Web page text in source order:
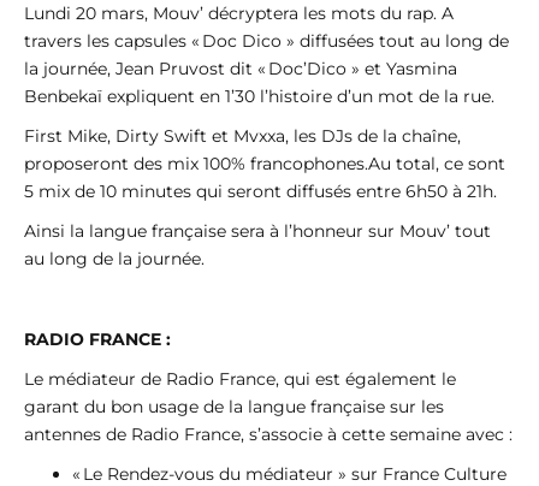
Lundi 20 mars, Mouv’ décryptera les mots du rap. A
travers les capsules « Doc Dico » diffusées tout au long de
la journée, Jean Pruvost dit « Doc’Dico » et Yasmina
Benbekaï expliquent en 1’30 l’histoire d’un mot de la rue.
First Mike, Dirty Swift et Mvxxa, les DJs de la chaîne,
proposeront des mix 100% francophones.Au total, ce sont
5 mix de 10 minutes qui seront diffusés entre 6h50 à 21h.
Ainsi la langue française sera à l’honneur sur Mouv’ tout
au long de la journée.
RADIO FRANCE :
Le médiateur de Radio France, qui est également le
garant du bon usage de la langue française sur les
antennes de Radio France, s’associe à cette semaine avec :
« Le Rendez-vous du médiateur » sur France Culture